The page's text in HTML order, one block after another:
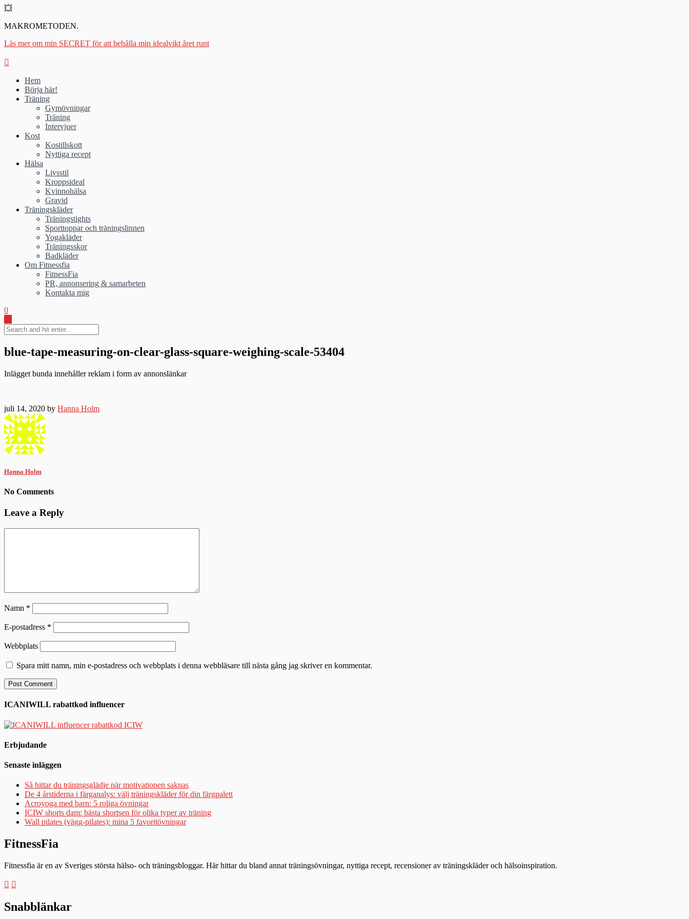
💥
MAKROMETODEN.
Läs mer om min SECRET för att behålla min idealvikt året runt
Hem
Börja här!
Träning
Gymövningar
Träning
Intervjuer
Kost
Kostillskott
Nyttiga recept
Hälsa
Livsstil
Kroppsideal
Kvinnohälsa
Gravid
Träningskläder
Träningstights
Sporttoppar och träningslinnen
Yogakläder
Träningsskor
Badkläder
Om Fitnessfia
FitnessFia
PR, annonsering & samarbeten
Kontakta mig
0
blue-tape-measuring-on-clear-glass-square-weighing-scale-53404
Inlägget bunda innehåller reklam i form av annonslänkar
juli 14, 2020 by Hanna Holm
Hanna Holm
No Comments
Leave a Reply
Namn *
E-postadress *
Webbplats
Spara mitt namn, min e-postadress och webbplats i denna webbläsare till nästa gång jag skriver en kommentar.
ICANIWILL rabattkod influencer
Erbjudande
Senaste inläggen
Så hittar du träningsglädje när motivationen saknas
De 4 årstiderna i färganalys: välj träningskläder för din färgpalett
Acroyoga med barn: 5 roliga övningar
ICIW shorts dam: bästa shortsen för olika typer av träning
Wall pilates (vägg-pilates): mina 5 favoritövningar
FitnessFia
Fitnessfia är en av Sveriges största hälso- och träningsbloggar. Här hittar du bland annat träningsövningar, nyttiga recept, recensioner av träningskläder och hälsoinspiration.
Snabblänkar